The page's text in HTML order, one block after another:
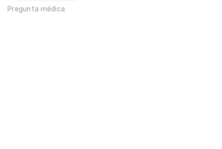
Pregunta médica